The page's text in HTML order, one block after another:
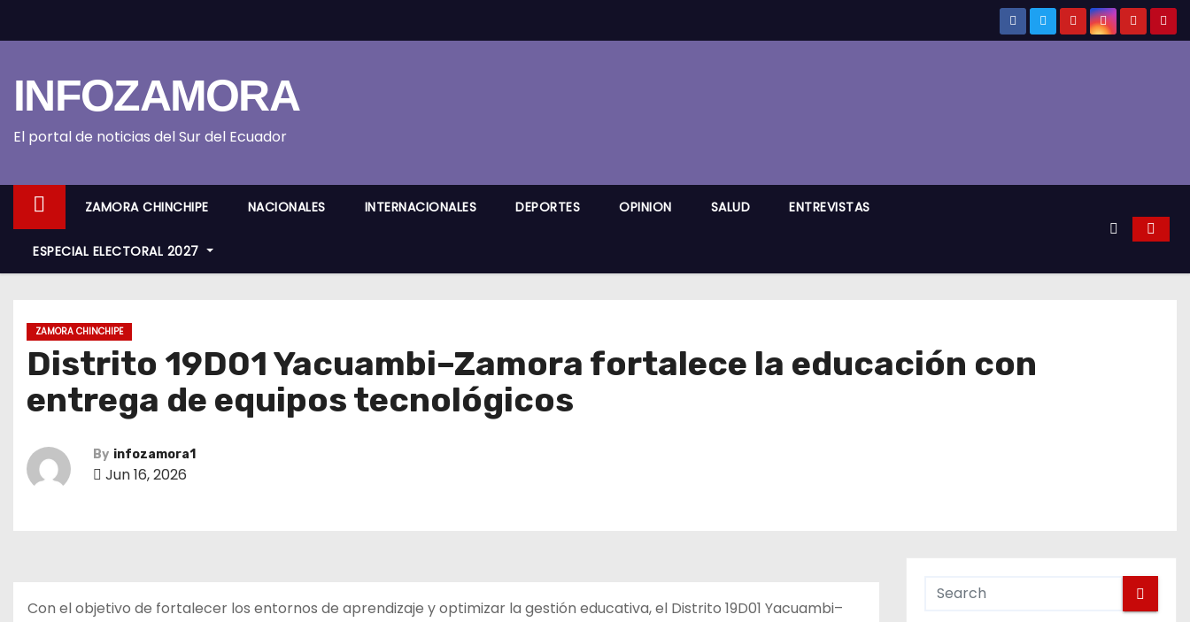
k
o
INFOZAMORA
El portal de noticias del Sur del Ecuador
ZAMORA CHINCHIPE NACIONALES INTERNACIONALES DEPORTES OPINION SALUD ENTREVISTAS
ESPECIAL ELECTORAL 2027
ZAMORA CHINCHIPE
Distrito 19D01 Yacuambi–Zamora fortalece la educación con
entrega de equipos tecnológicos
By infozamora1
Jun 16, 2026
Con el objetivo de fortalecer los entornos de aprendizaje y optimizar la gestión educativa, el Distrito 19D01 Yacuambi–